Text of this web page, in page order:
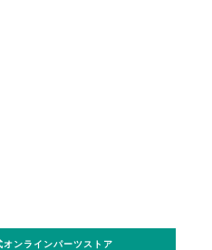
ンラインパーツストア